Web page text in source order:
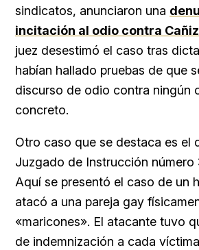
sindicatos, anunciaron una
incitación al odio contra
juez desestimó el caso tras
habían hallado pruebas de que
discurso de odio contra ningún
concreto.
Otro caso que se destaca es el
Juzgado de Instrucción número
Aquí se presentó el caso de un
atacó a una pareja gay
«maricones». El atacante tuvo
de indemnización a cada